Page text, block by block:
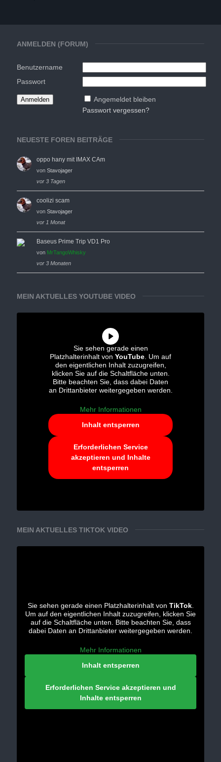
ANMELDEN (FORUM)
Benutzername
Passwort
Angemeldet bleiben
Passwort vergessen?
NEUESTE FOREN BEITRÄGE
oppo hany mit IMAX CAm
von Stavojager
vor 3 Tagen
coolizi scam
von Stavojager
vor 1 Monat
Baseus Prime Trip VD1 Pro
von MrTangoWhisky
vor 3 Monaten
MEIN AKTUELLES YOUTUBE VIDEO
Sie sehen gerade einen
Platzhalterinhalt von YouTube . Um auf
den eigentlichen Inhalt zuzugreifen,
klicken Sie auf die Schaltfläche unten.
Bitte beachten Sie, dass dabei Daten
an Drittanbieter weitergegeben werden.
Mehr Informationen
Inhalt entsperren
Erforderlichen Service
akzeptieren und Inhalte
entsperren
MEIN AKTUELLES TIKTOK VIDEO
Sie sehen gerade einen Platzhalterinhalt von TikTok.
Um auf den eigentlichen Inhalt zuzugreifen, klicken Sie
auf die Schaltfläche unten. Bitte beachten Sie, dass
dabei Daten an Drittanbieter weitergegeben werden.
Mehr Informationen
Inhalt entsperren
Erforderlichen Service akzeptieren und
Inhalte entsperren